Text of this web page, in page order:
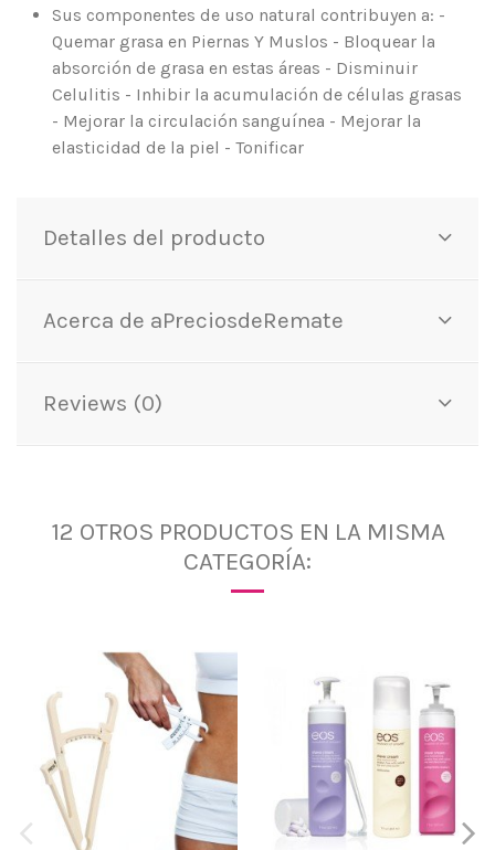
Sus componentes de uso natural contribuyen a: -
Quemar grasa en Piernas Y Muslos - Bloquear la
absorción de grasa en estas áreas - Disminuir
Celulitis - Inhibir la acumulación de células grasas
- Mejorar la circulación sanguínea - Mejorar la
elasticidad de la piel - Tonificar
Detalles del producto
Acerca de aPreciosdeRemate
Reviews (0)
12 OTROS PRODUCTOS EN LA MISMA
CATEGORÍA: